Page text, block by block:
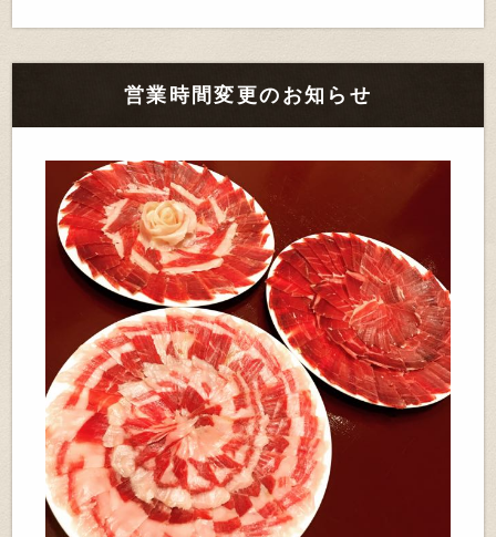
営業時間変更のお知らせ